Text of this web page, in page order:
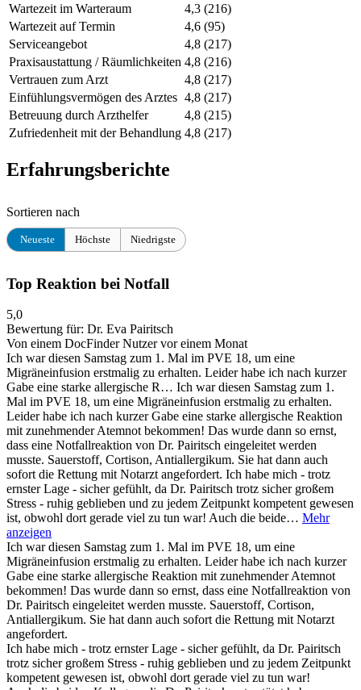
Wartezeit im Warteraum 4,3 (216)
Wartezeit auf Termin
4,6 (95)
Serviceangebot
4,8 (217)
Praxisaustattung / Räumlichkeiten 4,8 (216)
Vertrauen zum Arzt
4,8 (217)
Einfühlungsvermögen des Arztes 4,8 (217)
Betreuung durch Arzthelfer
4,8 (215)
Zufriedenheit mit der Behandlung 4,8 (217)
Erfahrungsberichte
Sortieren nach
Neueste Höchste Niedrigste
Top Reaktion bei Notfall
5,0
Bewertung für: Dr. Eva Pairitsch
Von einem DocFinder Nutzervor einem Monat
Ich war diesen Samstag zum 1. Mal im PVE 18, um eine
Migräneinfusion erstmalig zu erhalten. Leider habe ich nach kurzer
Gabe eine starke allergische R… Ich war diesen Samstag zum 1.
Mal im PVE 18, um eine Migräneinfusion erstmalig zu erhalten.
Leider habe ich nach kurzer Gabe eine starke allergische Reaktion
mit zunehmender Atemnot bekommen! Das wurde dann so ernst,
dass eine Notfallreaktion von Dr. Pairitsch eingeleitet werden
musste. Sauerstoff, Cortison, Antiallergikum. Sie hat dann auch
sofort die Rettung mit Notarzt angefordert. Ich habe mich - trotz
ernster Lage - sicher gefühlt, da Dr. Pairitsch trotz sicher großem
Stress - ruhig geblieben und zu jedem Zeitpunkt kompetent gewesen
ist, obwohl dort gerade viel zu tun war! Auch die beide… Mehr
anzeigen
Ich war diesen Samstag zum 1. Mal im PVE 18, um eine
Migräneinfusion erstmalig zu erhalten. Leider habe ich nach kurzer
Gabe eine starke allergische Reaktion mit zunehmender Atemnot
bekommen! Das wurde dann so ernst, dass eine Notfallreaktion von
Dr. Pairitsch eingeleitet werden musste. Sauerstoff, Cortison,
Antiallergikum. Sie hat dann auch sofort die Rettung mit Notarzt
angefordert.
Ich habe mich - trotz ernster Lage - sicher gefühlt, da Dr. Pairitsch
trotz sicher großem Stress - ruhig geblieben und zu jedem Zeitpunkt
kompetent gewesen ist, obwohl dort gerade viel zu tun war!